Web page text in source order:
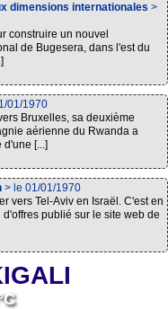
dimensions internationales >
construire un nouvel
de Bugesera, dans l'est du
01/1970
Bruxelles, sa deuxième
aérienne du Rwanda a
[...]
> le 01/01/1970
vers Tel-Aviv en Israël. C'est en
publié sur le site web de